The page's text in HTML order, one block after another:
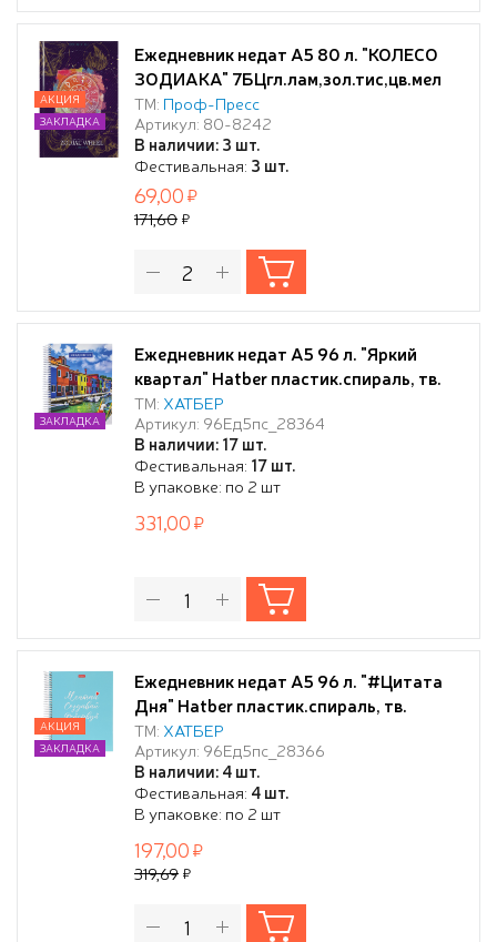
Ежедневник недат А5 80 л. "КОЛЕСО
ЗОДИАКА" 7БЦгл.лам,зол.тис,цв.мел
обл, ТМ"Collezione"
ТМ: Проф-Пресс
Артикул: 80-8242
В наличии: 3 шт.
Фестивальная: 3 шт.
АКЦИЯ
ЗАКЛАДКА
69,00
171,60
Ежедневник недат А5 96 л. "Яркий
квартал" Hatber пластик.спираль, тв.
обложкой
ТМ: ХАТБЕР
Артикул: 96Ед5пс_28364
В наличии: 17 шт.
Фестивальная: 17 шт.
В упаковке: по 2 шт
ЗАКЛАДКА
331,00
Ежедневник недат А5 96 л. "#Цитата
Дня" Hatber пластик.спираль, тв.
обложкой
ТМ: ХАТБЕР
Артикул: 96Ед5пс_28366
В наличии: 4 шт.
Фестивальная: 4 шт.
В упаковке: по 2 шт
АКЦИЯ
ЗАКЛАДКА
197,00
319,69